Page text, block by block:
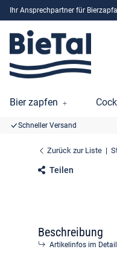
Ihr Ansprechpartner für
Bier zapfen
Schneller Versand
Zurück zur Liste
Teilen
Beschreibung
Artikelinfos im Detail